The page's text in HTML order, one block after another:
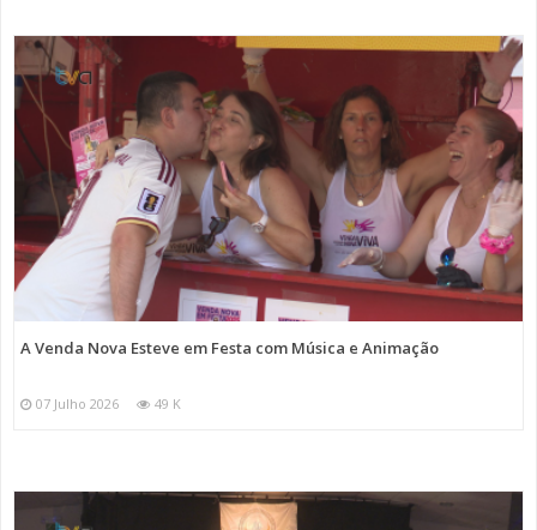
A Venda Nova Esteve em Festa com Música e Animação
07 Julho 2026 49 K